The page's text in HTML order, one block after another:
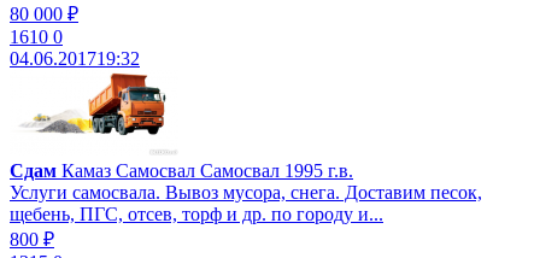
80 000 ₽
1610 0
04.06.201719:32
Сдам Камаз Самосвал Самосвал 1995 г.в.
Услуги самосвала. Вывоз мусора, снега. Доставим песок,
щебень, ПГС, отсев, торф и др. по городу и...
800 ₽